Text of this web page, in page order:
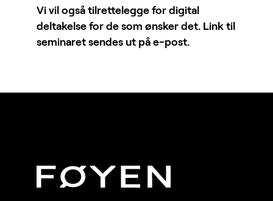
Vi vil også tilrettelegge for digital
deltakelse for de som ønsker det. Link til
seminaret sendes ut på e-post.